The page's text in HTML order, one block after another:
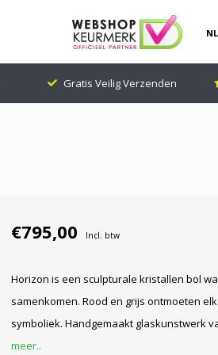
NL
Gratis Veilig Verzenden
€795,00 Incl. btw
Horizon is een sculpturale kristallen bol
samenkomen. Rood en grijs ontmoeten
symboliek. Handgemaakt glaskunstwerk
meer..